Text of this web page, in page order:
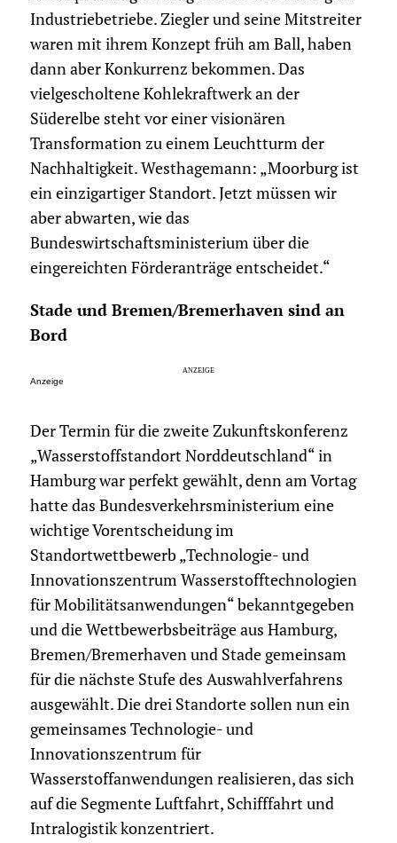
Industriebetriebe. Ziegler und seine Mitstreiter
waren mit ihrem Konzept früh am Ball, haben
dann aber Konkurrenz bekommen. Das
vielgescholtene Kohlekraftwerk an der
Süderelbe steht vor einer visionären
Transformation zu einem Leuchtturm der
Nachhaltigkeit. West­hagemann: „Moorburg ist
ein einzigartiger Standort. Jetzt müssen wir
aber abwarten, wie das
Bundeswirtschaftsministerium über die
eingereichten Förderanträge entscheidet.“
Stade und Bremen/Bremerhaven sind an
Bord
Anzeige
Der Termin für die zweite Zukunftskonferenz
„Wasserstoffstandort Norddeutschland“ in
Hamburg war perfekt gewählt, denn am Vortag
hatte das Bundesverkehrsministerium eine
wichtige Vorentscheidung im
Standortwettbewerb „Technologie- und
Innovationszentrum Wasserstofftechnologien
für Mobilitätsanwendungen“ bekanntgegeben
und die Wettbewerbsbeiträge aus Hamburg,
Bremen/Bremerhaven und Stade gemeinsam
für die nächste Stufe des Auswahlverfahrens
ausgewählt. Die drei Standorte sollen nun ein
gemeinsames Technologie- und
Innovationszentrum für
Wasserstoffanwendungen realisieren, das sich
auf die Segmente Luftfahrt, Schifffahrt und
Intralogistik konzentriert.